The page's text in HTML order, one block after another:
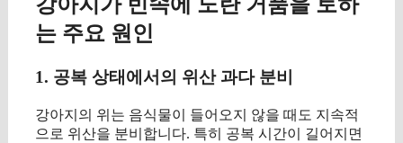
강아지가 빈속에 노란 거품을 토하
는 주요 원인
1. 공복 상태에서의 위산 과다 분비
강아지의 위는 음식물이 들어오지 않을 때도 지속적
으로 위산을 분비합니다. 특히 공복 시간이 길어지면